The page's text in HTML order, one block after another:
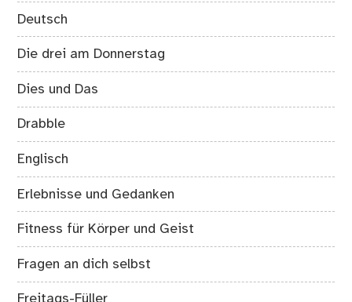
Deutsch
Die drei am Donnerstag
Dies und Das
Drabble
Englisch
Erlebnisse und Gedanken
Fitness für Körper und Geist
Fragen an dich selbst